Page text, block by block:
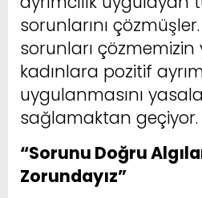
sorunlarını
sorunları
kadınlara pozitif
uygulanmasını
sağlamaktan geçiyor.
“Sorunu Doğru
Zorundayız”